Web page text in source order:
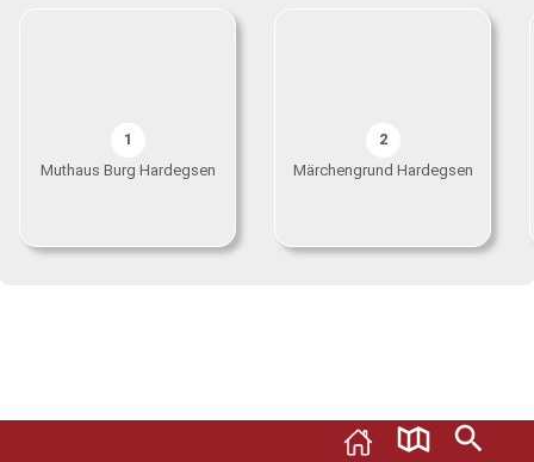
1
Muthaus Burg Hardegsen
2
Märchengrund Hardegsen